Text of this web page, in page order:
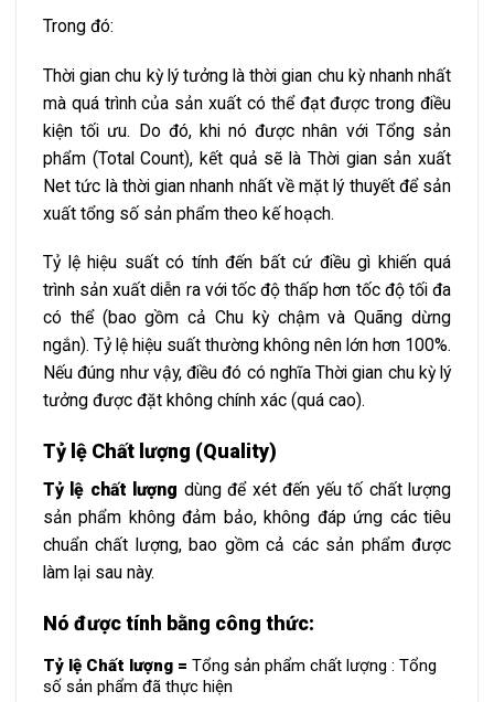
Trong đó:
Thời gian chu kỳ lý tưởng là thời gian chu kỳ nhanh nhất
mà quá trình của sản xuất có thể đạt được trong điều
kiện tối ưu. Do đó, khi nó được nhân với Tổng sản
phẩm (Total Count), kết quả sẽ là Thời gian sản xuất
Net tức là thời gian nhanh nhất về mặt lý thuyết để sản
xuất tổng số sản phẩm theo kế hoạch.
Tỷ lệ hiệu suất có tính đến bất cứ điều gì khiến quá
trình sản xuất diễn ra với tốc độ thấp hơn tốc độ tối đa
có thể (bao gồm cả Chu kỳ chậm và Quãng dừng
ngắn). Tỷ lệ hiệu suất thường không nên lớn hơn 100%.
Nếu đúng như vậy, điều đó có nghĩa Thời gian chu kỳ lý
tưởng được đặt không chính xác (quá cao).
Tỷ lệ Chất lượng (Quality)
Tỷ lệ chất lượng dùng để xét đến yếu tố chất lượng
sản phẩm không đảm bảo, không đáp ứng các tiêu
chuẩn chất lượng, bao gồm cả các sản phẩm được
làm lại sau này.
Nó được tính bằng công thức:
Tỷ lệ Chất lượng = Tổng sản phẩm chất lượng : Tổng
số sản phẩm đã thực hiện